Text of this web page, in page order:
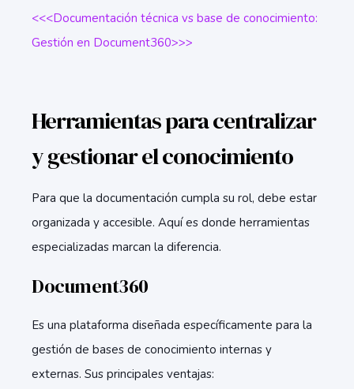
<<<Documentación técnica vs base de conocimiento:
Gestión en Document360>>>
Herramientas para centralizar
y gestionar el conocimiento
Para que la documentación cumpla su rol, debe estar
organizada y accesible. Aquí es donde herramientas
especializadas marcan la diferencia.
Document360
Es una plataforma diseñada específicamente para la
gestión de bases de conocimiento internas y
externas. Sus principales ventajas: